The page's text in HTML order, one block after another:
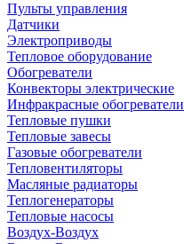
Пульты управления
Датчики
Электроприводы
Тепловое оборудование
Обогреватели
Конвекторы электрические
Инфракрасные обогреватели
Тепловые пушки
Тепловые завесы
Газовые обогреватели
Тепловентиляторы
Масляные радиаторы
Теплогенераторы
Тепловые насосы
Воздух-Воздух